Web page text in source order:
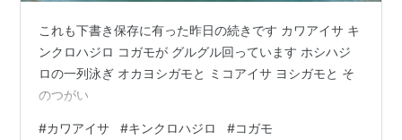
これも下書き保存に有った昨日の続きです カワアイサ キ
ンクロハジロ コガモが グルグル回っています ホシハジ
ロの一列泳ぎ オカヨシガモと ミコアイサ ヨシガモと そ
のつがい
#カワアイサ #キンクロハジロ #コガモ